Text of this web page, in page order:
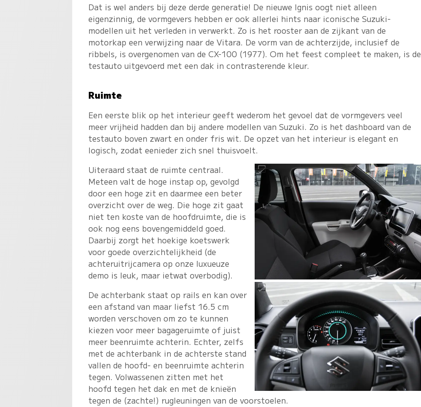
Dat is wel anders bij deze derde generatie! De nieuwe Ignis oogt niet alleen
eigenzinnig, de vormgevers hebben er ook allerlei hints naar iconische Suzuki-
modellen uit het verleden in verwerkt. Zo is het rooster aan de zijkant van de
motorkap een verwijzing naar de Vitara. De vorm van de achterzijde, inclusief de
ribbels, is overgenomen van de CX-100 (1977). Om het feest compleet te maken, is de
testauto uitgevoerd met een dak in contrasterende kleur.
Ruimte
Een eerste blik op het interieur geeft wederom het gevoel dat de vormgevers veel
meer vrijheid hadden dan bij andere modellen van Suzuki. Zo is het dashboard van de
testauto boven zwart en onder fris wit. De opzet van het interieur is elegant en
logisch, zodat eenieder zich snel thuisvoelt.
Uiteraard staat de ruimte centraal.
Meteen valt de hoge instap op, gevolgd
door een hoge zit en daarmee een beter
overzicht over de weg. Die hoge zit gaat
niet ten koste van de hoofdruimte, die is
ook nog eens bovengemiddeld goed.
Daarbij zorgt het hoekige koetswerk
voor goede overzichtelijkheid (de
achteruitrijcamera op onze luxueuze
demo is leuk, maar ietwat overbodig).
De achterbank staat op rails en kan over
een afstand van maar liefst 16.5 cm
worden verschoven om zo te kunnen
kiezen voor meer bagageruimte of juist
meer beenruimte achterin. Echter, zelfs
met de achterbank in de achterste stand
vallen de hoofd- en beenruimte achterin
tegen. Volwassenen zitten met het
hoofd tegen het dak en met de knieën
tegen de (zachte!) rugleuningen van de voorstoelen.